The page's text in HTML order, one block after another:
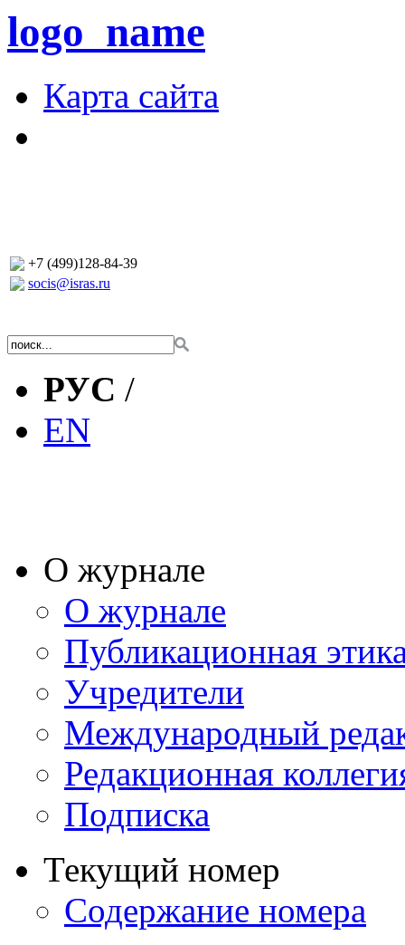
logo_name
Карта сайта
+7 (499)128-84-39
socis@isras.ru
РУС /
EN
О журнале
О журнале
Публикационная
Учредители
Международный
Редакционная
Подписка
Текущий номер
Содержание номера